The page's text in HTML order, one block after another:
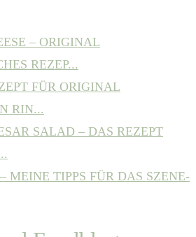
– ORIGINAL
REZEP...
FÜR ORIGINAL
RIN...
SALAD – DAS REZEPT
MEINE TIPPS FÜR DAS SZENE-